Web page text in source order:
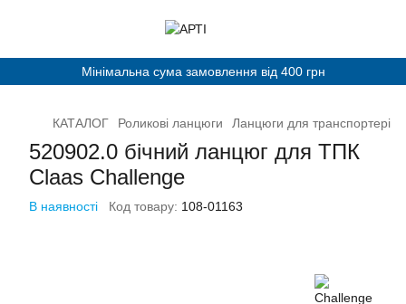
Мінімальна сума замовлення від 400 грн
КАТАЛОГ Роликові ланцюги Ланцюги для транспортерів
520902.0 бічний ланцюг для ТПК
Claas Challenge
В наявності Код товару: 108-01163